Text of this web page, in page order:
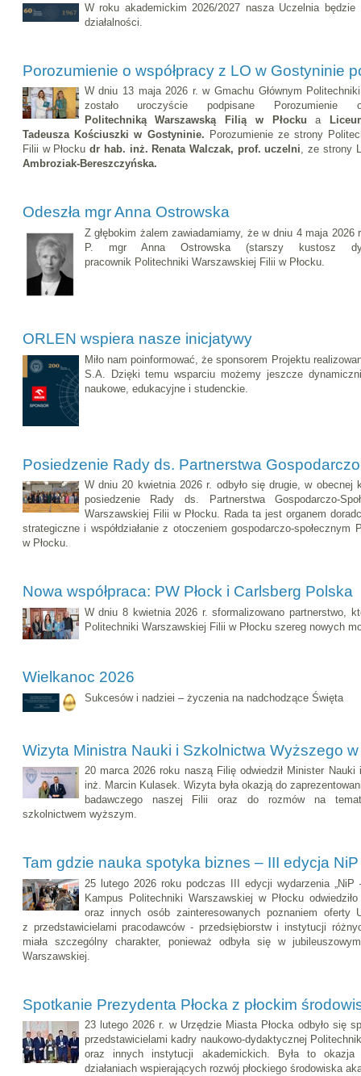
W roku akademickim 2026/2027 nasza Uczelnia będzie
działalności.
Porozumienie o współpracy z LO w Gostyninie
W dniu 13 maja 2026 r. w Gmachu Głównym
zostało uroczyście podpisane Porozumienie
PolitechnikąWarszawską Filią w Płocku a
Tadeusza Kościuszki w Gostyninie. Porozumienie ze strony
Filii w Płockudr hab. inż. Renata Walczak, prof. uczelni, ze strony
Ambroziak-Bereszczyńska.
Odeszła mgr Anna Ostrowska
Z głębokim żalem zawiadamiamy, że w dniu 4 maja 2026
P. mgr Anna Ostrowska (starszy kustosz
pracownik Politechniki Warszawskiej Filii w Płocku.
ORLEN wspiera nasze inicjatywy
Miło nam poinformować, że sponsorem Projektu
S.A. Dzięki temu wsparciu możemy jeszcze
naukowe, edukacyjne i studenckie.
Posiedzenie Rady ds. Partnerstwa
W dniu 20 kwietnia 2026 r. odbyło się drugie, w obecnej
posiedzenie Rady ds. Partnerstwa Gospodarczo-
Warszawskiej Filii w Płocku. Rada ta jest organem
strategiczne i współdziałanie z otoczeniem gospodarczo-społecznym
w Płocku.
Nowa współpraca: PW Płock i Carlsberg Polska
W dniu 8 kwietnia 2026 r. sformalizowano partnerstwo,
Politechniki Warszawskiej Filii w Płocku szereg nowych
Wielkanoc 2026
Sukcesów i nadziei – życzenia na nadchodzące Święta
Wizyta Ministra Nauki i Szkolnictwa Wyższego w
20 marca 2026 roku naszą Filię odwiedził Minister
inż. Marcin Kulasek. Wizyta była okazją do
badawczego naszej Filii oraz do rozmów na
szkolnictwem wyższym.
Tam gdzie nauka spotyka biznes – III edycja NiP
25 lutego 2026 roku podczas III edycji wydarzenia
Kampus Politechniki Warszawskiej w Płocku
oraz innych osób zainteresowanych poznaniem oferty
z przedstawicielami pracodawców - przedsiębiorstw i instytucji
miała szczególny charakter, ponieważ odbyła się w
Warszawskiej.
Spotkanie Prezydenta Płocka z płockim
23 lutego 2026 r. w Urzędzie Miasta Płocka odbyło się
przedstawicielami kadry naukowo-dydaktycznej
oraz innych instytucji akademickich. Była to
działaniach wspierających rozwój płockiego środowiska